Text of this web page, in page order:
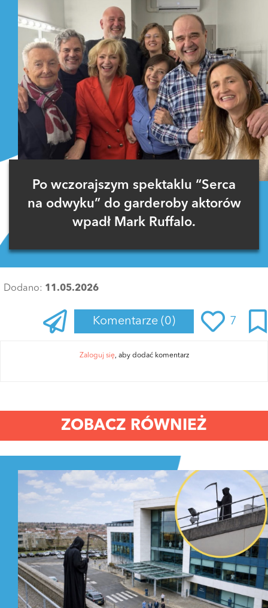
Po wczorajszym spektaklu “Serca
na odwyku” do garderoby aktorów
wpadł Mark Ruffalo.
Dodano: 11.05.2026
Komentarze (0) 7
Zaloguj się, aby dodać komentarz
ZOBACZ RÓWNIEŻ